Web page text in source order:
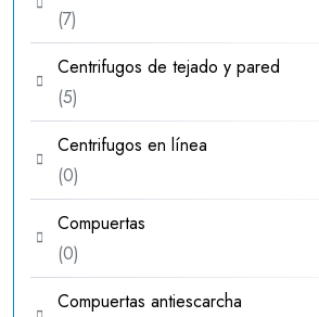
77
productos
Centrifugos de tejado y pared
55
productos
Centrifugos en línea
00
productos
Compuertas
00
productos
Compuertas antiescarcha